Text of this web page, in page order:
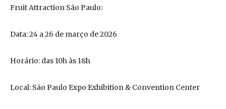
Fruit Attraction São Paulo:
Data: 24 a 26 de março de 2026
Horário: das 10h às 18h
Local: São Paulo Expo Exhibition & Convention Center